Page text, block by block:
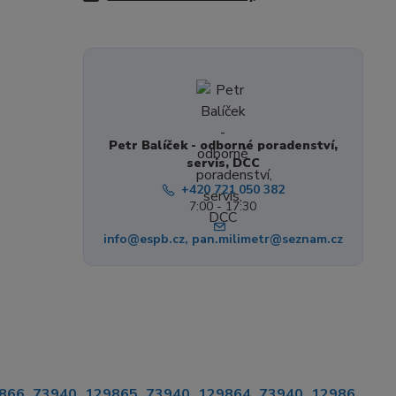
Petr Balíček - odborné poradenství,
servis, DCC
+420 721 050 382
7:00 - 17:30
info@espb.cz, pan.milimetr@seznam.cz